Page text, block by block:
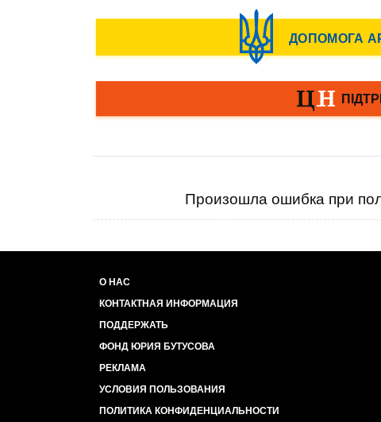
Произошла ошибка при
О НАС
КОНТАКТНАЯ ИНФОРМАЦИЯ
ПОДДЕРЖАТЬ
ФОНД ЮРИЯ БУТУСОВА
РЕКЛАМА
УСЛОВИЯ ПОЛЬЗОВАНИЯ
ПОЛИТИКА КОНФИДЕНЦИАЛЬНОСТИ